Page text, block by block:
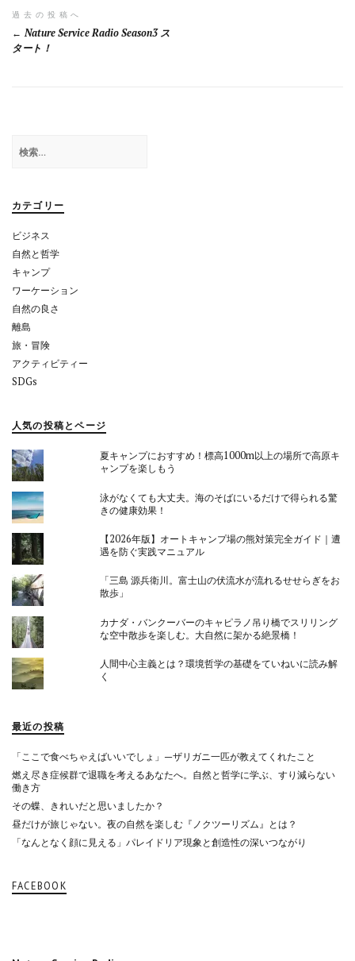
投
稿
ー
ョ
ン
過去の投稿へ
Nature Service Radio Season3 ス
タート！
索:
カテゴリー
ビジネス
自然と哲学
キャンプ
ワーケーション
自然の良さ
離島
旅・冒険
アクティビティー
SDGs
人気の投稿とページ
夏キャンプにおすすめ！標高1000m以上の場所で高原キ
ャンプを楽しもう
泳がなくても大丈夫。海のそばにいるだけで得られる驚
きの健康効果！
【2026年版】オートキャンプ場の熊対策完全ガイド｜遭
遇を防ぐ実践マニュアル
「三島 源兵衛川。富士山の伏流水が流れるせせらぎをお
散歩」
カナダ・バンクーバーのキャピラノ吊り橋でスリリング
な空中散歩を楽しむ。大自然に架かる絶景橋！
人間中心主義とは？環境哲学の基礎をていねいに読み解
く
最近の投稿
「ここで食べちゃえばいいでしょ」—ザリガニ一匹が教えてくれたこと
燃え尽き症候群で退職を考えるあなたへ。自然と哲学に学ぶ、すり減らない
働き方
その蝶、きれいだと思いましたか？
昼だけが旅じゃない。夜の自然を楽しむ『ノクツーリズム』とは？
「なんとなく顔に見える」パレイドリア現象と創造性の深いつながり
FACEBOOK